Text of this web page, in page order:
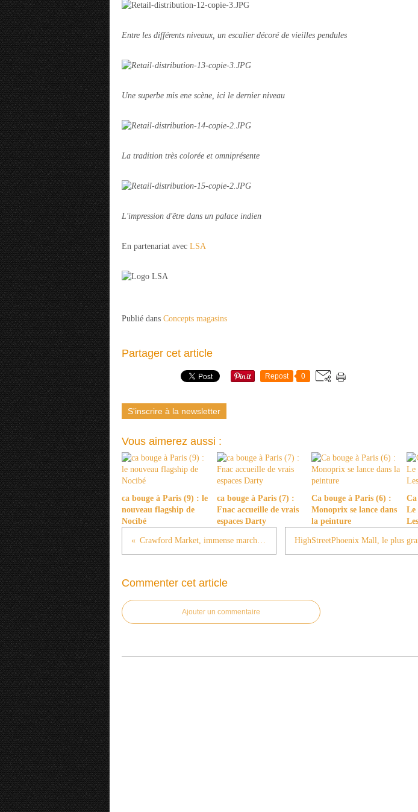
Entre les différents niveaux, un escalier décoré de vieilles pendules
Une superbe mis ene scène, ici le dernier niveau
La tradition très colorée et omniprésente
L'impression d'être dans un palace indien
En partenariat avec LSA
Publié dans Concepts magasins
Partager cet article
Repost 0
S'inscrire à la newsletter
Vous aimerez aussi :
ca bouge à Paris (9) : le
nouveau flagship de
Nocibé
ca bouge à Paris (7) :
Fnac accueille de vrais
espaces Darty
Ca bouge à Paris (6) :
Monoprix se lance dans
la peinture
Le
Crawford Market, immense marché de Bombay (3)
Commenter cet article
Ajouter un commentaire